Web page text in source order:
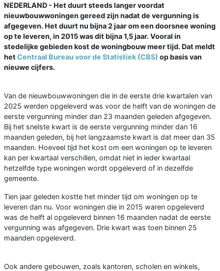
NEDERLAND - Het duurt steeds langer voordat
nieuwbouwwoningen gereed zijn nadat de vergunning is
afgegeven. Het duurt nu bijna 2 jaar om een doorsnee woning
op te leveren, in 2015 was dit bijna 1,5 jaar. Vooral in
stedelijke gebieden kost de woningbouw meer tijd. Dat meldt
het Centraal Bureau voor de Statistiek (CBS) op basis van
nieuwe cijfers.
Van de nieuwbouwwoningen die in de eerste drie kwartalen van
2025 werden opgeleverd was voor de helft van de woningen de
eerste vergunning minder dan 23 maanden geleden afgegeven.
Bij het snelste kwart is de eerste vergunning minder dan 16
maanden geleden, bij het langzaamste kwart is dat meer dan 35
maanden. Hoeveel tijd het kost om een woningen op te leveren
kan per kwartaal verschillen, omdat niet in ieder kwartaal
hetzelfde type woningen wordt opgeleverd of in dezelfde
gemeente.
Tien jaar geleden kostte het minder tijd om woningen op te
leveren dan nu. Voor woningen die in 2015 waren opgeleverd
was de helft al opgeleverd binnen 16 maanden nadat de eerste
vergunning was afgegeven. Drie kwart was toen binnen 25
maanden opgeleverd.
Ook andere gebouwen, zoals kantoren, scholen en winkels,